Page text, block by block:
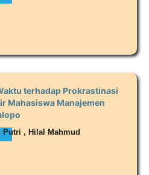
terhadap Prokrastinasi
Mahasiswa Manajemen
, Hilal Mahmud